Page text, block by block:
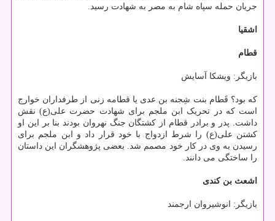
جریان حمله سپاه شام به مصر به شهادت رسید.
اشقیا
قطام
بازیگر: ویشکا آسایش
که بود؟ قَطام بنت شِجنه بن عدی یا قطامه زنی از طرفداران خوارج
است که در تحریک ابن ملجم برای شهادت حضرت علی(ع) نقش
داشت. پدر و برادر قطام از کشتگان جنگ نهروان بودند بنا بر این او
کشتن علی(ع) را شرط ازدواج با خود قرار داد و ابن ملجم برای
رسیدن به وی در کار خود مصمم شد. بعضی پژوهشگران این داستان
را ساختگی می دانند.
اشعث بن کندی
بازیگر: انوشیروان ارجمند